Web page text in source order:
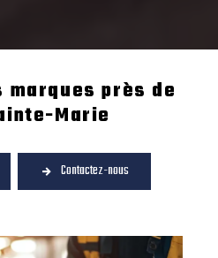
marques près de
Marie
Contactez-nous